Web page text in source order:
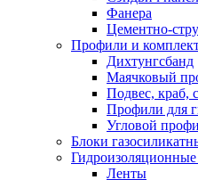
Фанера
Цементно-
Профили и
Дихтунгсбанд
Маячковый
Подвес, краб,
Профили для
Угловой
Блоки
Ленты